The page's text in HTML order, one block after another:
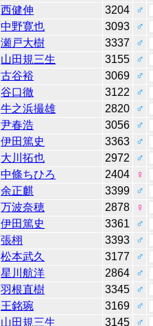
西健伸 3204
♂
中野寛也 3093
♂
瀬戸大樹 3337
♂
山田規三生 3155
♂
古谷裕 3069
♂
谷口徹 3122
♂
牛之浜撮雄 2820
♂
尹春浩 3056
♂
伊田篤史 3363
♂
大川拓也 2972
♂
中條ちひろ 2404
♀
余正麒 3399
♂
万波奈穂 2878
♀
伊田篤史 3361
♂
張栩 3393
♂
松本武久 3177
♂
星川航洋 2864
♂
羽根直樹 3345
♂
王銘琬 3169
♂
山田規三生 3145
♂